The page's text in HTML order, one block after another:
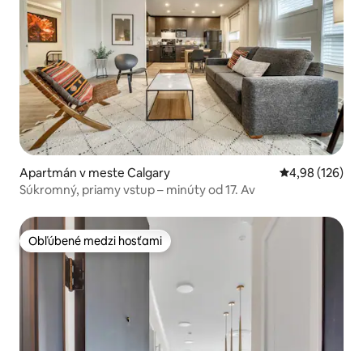
Apartmán v meste Calgary Priemerné
4,98 (126)
Súkromný, priamy vstup – minúty od 17. Av
Obľúbené medzi hosťami
Obľúbené medzi hosťami